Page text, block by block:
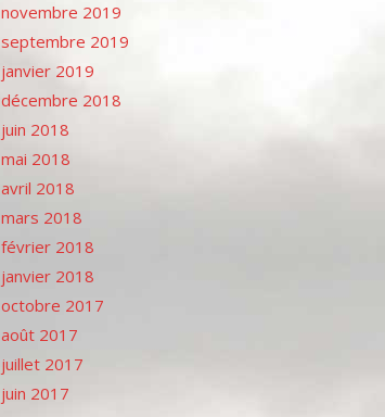
novembre 2019
septembre 2019
janvier 2019
décembre 2018
juin 2018
mai 2018
avril 2018
mars 2018
février 2018
janvier 2018
octobre 2017
août 2017
juillet 2017
juin 2017